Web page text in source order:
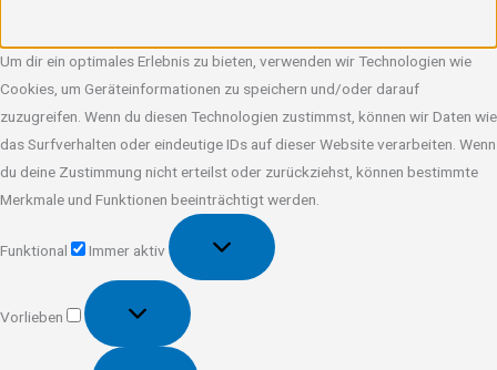
Um dir ein optimales Erlebnis zu bieten, verwenden wir Technologien wie
Cookies, um Geräteinformationen zu speichern und/oder darauf
zuzugreifen. Wenn du diesen Technologien zustimmst, können wir Daten wie
das Surfverhalten oder eindeutige IDs auf dieser Website verarbeiten. Wenn
du deine Zustimmung nicht erteilst oder zurückziehst, können bestimmte
Merkmale und Funktionen beeinträchtigt werden.
Funktional
Immer aktiv
Vorlieben
Vorlieben
Statistiken